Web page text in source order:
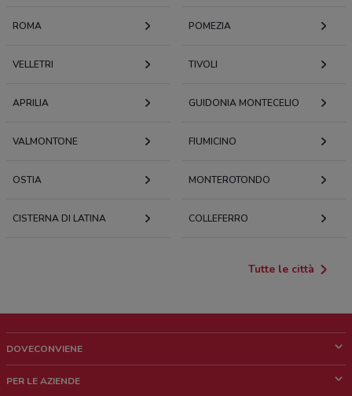
ROMA POMEZIA
VELLETRI TIVOLI
APRILIA GUIDONIA MONTECELIO
VALMONTONE FIUMICINO
OSTIA MONTEROTONDO
CISTERNA DI LATINA COLLEFERRO
Tutte le città
DOVECONVIENE
PER LE AZIENDE